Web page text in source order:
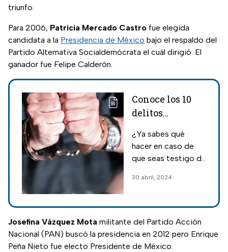
triunfo.
Para 2006, Patricia Mercado Castro fue elegida
candidata a la Presidencia de México bajo el respaldo del
Partido Alternativa Socialdemócrata el cuál dirigió. El
ganador fue Felipe Calderón.
Conoce los 10
delitos
pueden
registrarse en
2024 en México
¿Ya sabes qué
hacer en caso de
que seas testigo de
los 10 delitos
podrían pesentarse
durante las
elecciones 2024 en
México.
30 abril, 2024
Josefina Vázquez Mota militante del Partido Acción
Nacional (PAN) buscó la presidencia en 2012 pero Enrique
Peña Nieto fue electo Presidente de México.